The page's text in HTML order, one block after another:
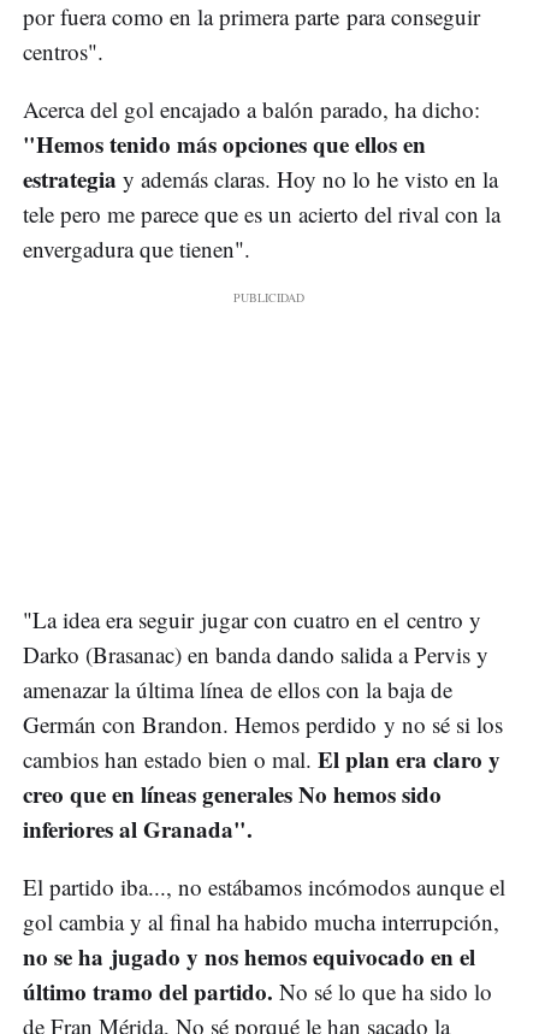
por fuera como en la primera parte para conseguir
centros".
Acerca del gol encajado a balón parado, ha dicho:
"Hemos tenido más opciones que ellos en
estrategia y además claras. Hoy no lo he visto en la
tele pero me parece que es un acierto del rival con la
envergadura que tienen".
"La idea era seguir jugar con cuatro en el centro y
Darko (Brasanac) en banda dando salida a Pervis y
amenazar la última línea de ellos con la baja de
Germán con Brandon. Hemos perdido y no sé si los
cambios han estado bien o mal. El plan era claro y
creo que en líneas generales No hemos sido
inferiores al Granada".
El partido iba..., no estábamos incómodos aunque el
gol cambia y al final ha habido mucha interrupción,
no se ha jugado y nos hemos equivocado en el
último tramo del partido. No sé lo que ha sido lo
de Fran Mérida, No sé porqué le han sacado la